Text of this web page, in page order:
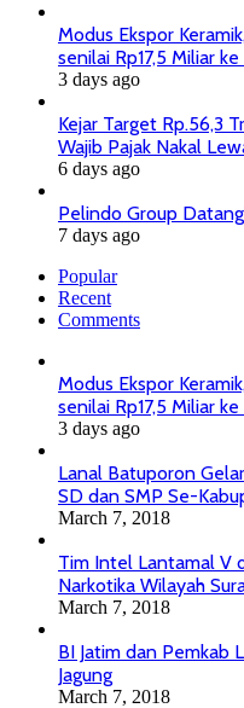
Modus Ekspor
senilai Rp17,5 Miliar
3 days ago
Kejar Target Rp.56,3
Wajib Pajak Nakal
6 days ago
Pelindo Group
7 days ago
Popular
Recent
Comments
Modus Ekspor
senilai Rp17,5 Miliar
3 days ago
Lanal Batuporon
SD dan SMP Se-
March 7, 2018
Tim Intel Lantamal V
Narkotika Wilayah
March 7, 2018
BI Jatim dan Pemkab
Jagung
March 7, 2018